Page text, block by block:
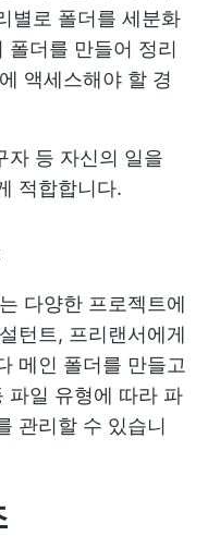
별로 폴더를 세분화
폴더를 만들어 정리
액세스해야 할 경
자 등 자신의 일을
적합합니다.
다양한 프로젝트에
턴트, 프리랜서에게
메인 폴더를 만들고
파일 유형에 따라 파
관리할 수 있습니